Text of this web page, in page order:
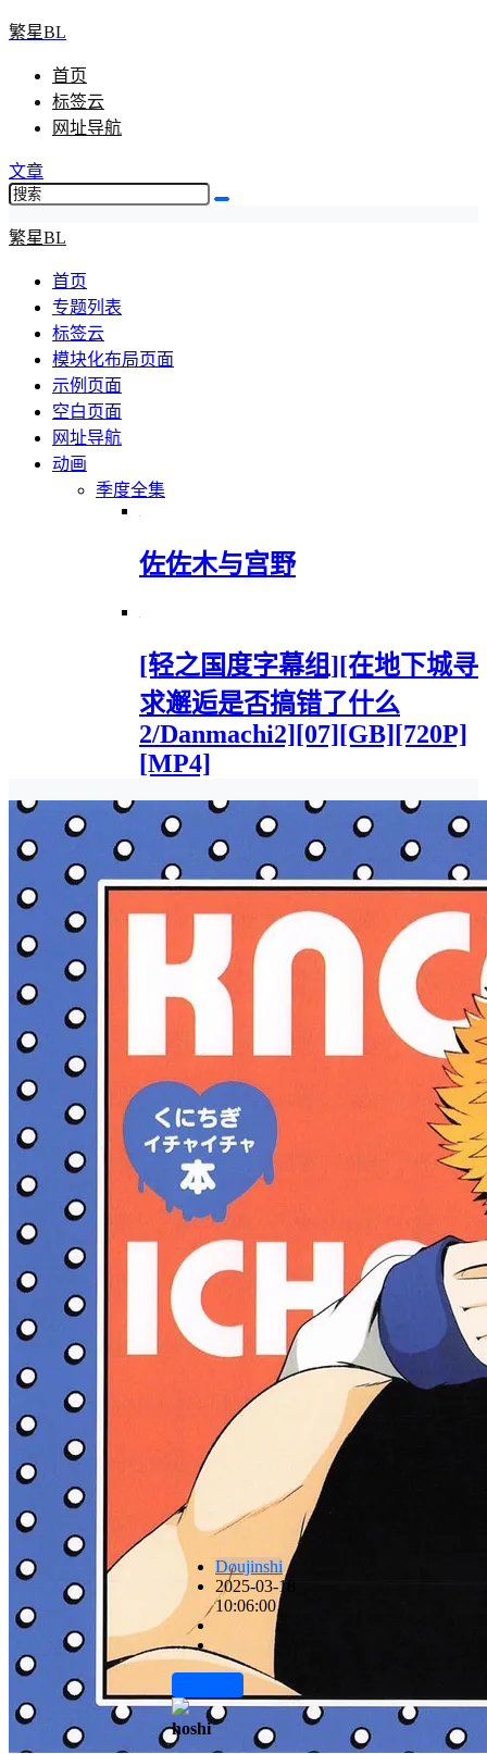
繁星BL
首页
标签云
网址导航
文章
繁星BL
首页
专题列表
标签云
模块化布局页面
示例页面
空白页面
网址导航
动画
季度全集
佐佐木与宫野
[轻之国度字幕组][在地下城寻
求邂逅是否搞错了什么
2/Danmachi2][07][GB][720P]
[MP4]
Doujinshi
2025-03-18
10:06:00
hoshi